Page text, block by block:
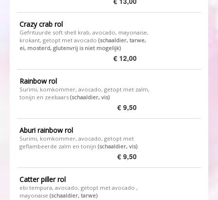
Crazy crab rol
Gefrituurde soft shell krab, avocado, mayonaise,
krokant, getopt met avocado (schaaldier, tarwe,
ei, mosterd, glutenvrij is niet mogelijk)
€ 12,00
Rainbow rol
Surimi, komkommer, avocado, getopt met zalm,
tonijn en zeebaars (schaaldier, vis)
€ 9,50
Aburi rainbow rol
Surimi, komkommer, avocado, getopt met
geflambeerde zalm en tonijn (schaaldier, vis)
€ 9,50
Catter piller rol
ebi tempura, avocado, getopt met avocado ,
mayonaise (schaaldier, tarwe)